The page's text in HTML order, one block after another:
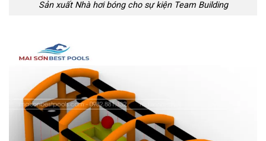
Sản xuất Nhà hơi bóng cho sự kiện Team Building